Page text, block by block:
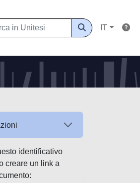
IT
identificativo
creare un link a